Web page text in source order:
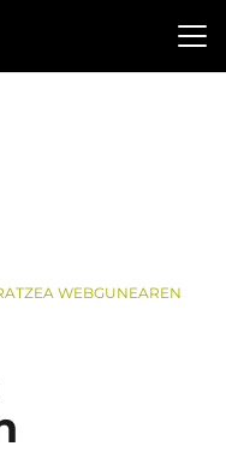
WEBGUNEAREN